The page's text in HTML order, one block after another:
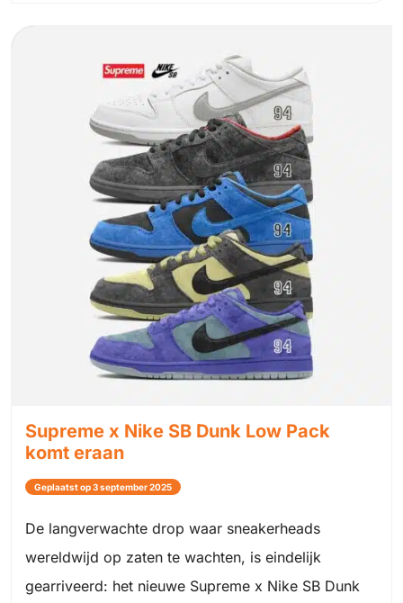
Supreme x Nike SB Dunk Low Pack
komt eraan
Geplaatst op 3 september 2025
De langverwachte drop waar sneakerheads
wereldwijd op zaten te wachten, is eindelijk
gearriveerd: het nieuwe Supreme x Nike SB Dunk